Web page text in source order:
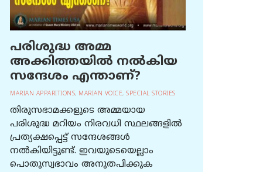
പരിശുദ്ധ അമ്മ
അക്കിത്തയില്‍ നല്‍കിയ
സന്ദേശം എന്താണ്?
MARIAN APPARITIONS, MARIAN VOICE, SPECIAL STORIES
തിരുസഭാമക്കളുടെ അമ്മയായ
പരിശുദ്ധ മറിയം നിരവധി സ്ഥലങ്ങളിൽ
പ്രത്യക്ഷപ്പെട്ട് സന്ദേശങ്ങൾ
നൽകിയിട്ടുണ്ട്. ഇവയുടെയെല്ലാം
പൊതുസ്വഭാവം അനുതപിക്കുക